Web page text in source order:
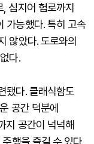
심지어 험로까지
가능했다. 특히 고속
않았다. 도로와의
다.
됐다. 클래식함도
공간 덕분에
지 공간이 넉넉해
행을 즐길 수 있다.